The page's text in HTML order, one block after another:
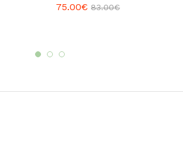
75.00€ 83.00€